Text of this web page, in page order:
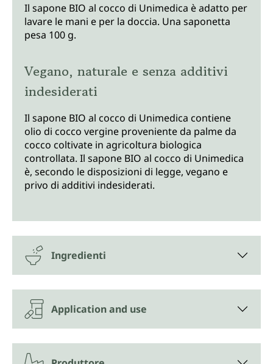
Il sapone BIO al cocco di Unimedica è adatto per
lavare le mani e per la doccia. Una saponetta
pesa 100 g.
Vegano, naturale e senza additivi
indesiderati
Il sapone BIO al cocco di Unimedica contiene
olio di cocco vergine proveniente da palme da
cocco coltivate in agricoltura biologica
controllata. Il sapone BIO al cocco di Unimedica
è, secondo le disposizioni di legge, vegano e
privo di additivi indesiderati.
Ingredienti
Application and use